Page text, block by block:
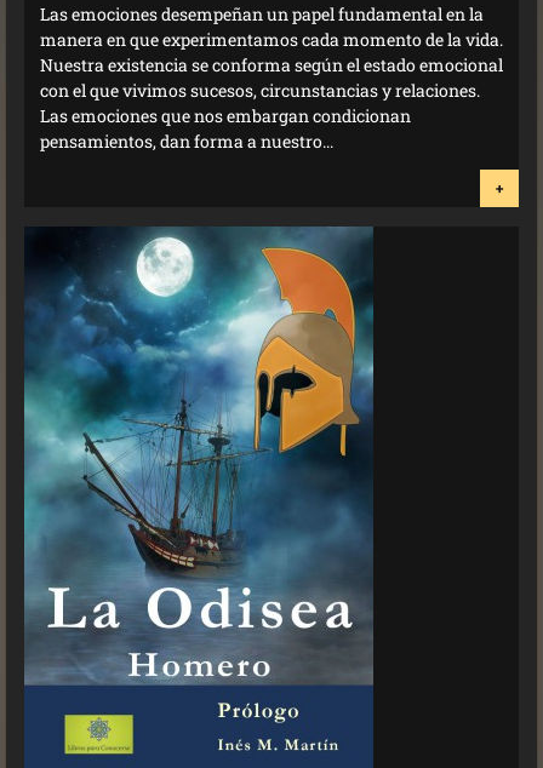
Las emociones desempeñan un papel fundamental en la
manera en que experimentamos cada momento de la vida.
Nuestra existencia se conforma según el estado emocional
con el que vivimos sucesos, circunstancias y relaciones.
Las emociones que nos embargan condicionan
pensamientos, dan forma a nuestro...
+